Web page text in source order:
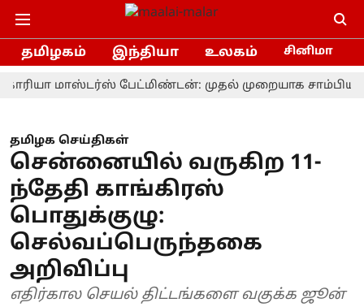
தமிழகம் இந்தியா உலகம் சினிமா
மாஸ்டர்ஸ் பேட்மிண்டன்: முதல் முறையாக சாம்பியன்
தமிழக செய்திகள்
சென்னையில் வருகிற 11-
ந்தேதி காங்கிரஸ்
பொதுக்குழு:
செல்வப்பெருந்தகை
அறிவிப்பு
எதிர்கால செயல் திட்டங்களை வகுக்க ஜூன்